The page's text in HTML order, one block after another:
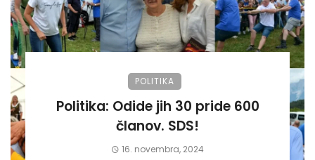
POLITIKA
Politika: Odide jih 30 pride 600
članov. SDS!
16. novembra, 2024